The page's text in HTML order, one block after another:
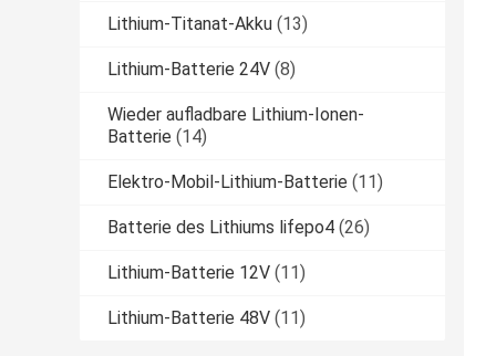
Lithium-Titanat-Akku (13)
Lithium-Batterie 24V (8)
Wieder aufladbare Lithium-Ionen-
Batterie (14)
Elektro-Mobil-Lithium-Batterie (11)
Batterie des Lithiums lifepo4 (26)
Lithium-Batterie 12V (11)
Lithium-Batterie 48V (11)